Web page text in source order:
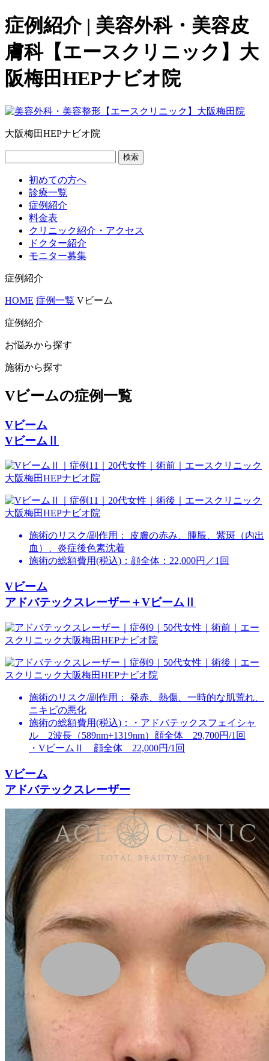
症例紹介 | 美容外科・美容皮
膚科【エースクリニック】大
阪梅田HEPナビオ院
大阪梅田HEPナビオ院
検索
初めての方へ
診療一覧
症例紹介
料金表
クリニック紹介・アクセス
ドクター紹介
モニター募集
症例紹介
HOME 症例一覧 Vビーム
症例紹介
お悩みから探す
施術から探す
Vビームの症例一覧
Vビーム
VビームⅡ
施術のリスク/副作用：
皮膚の赤み、腫脹、紫斑（内出
血）、炎症後色素沈着
施術の総額費用(税込)： 顔全体：22,000円／1回
Vビーム
アドバテックスレーザー＋VビームⅡ
施術のリスク/副作用：
発赤、熱傷、一時的な肌荒れ、
ニキビの悪化
施術の総額費用(税込)：
・アドバテックスフェイシャ
ル 2波長（589nm+1319nm）顔全体 29,700円/1回
・VビームⅡ 顔全体 22,000円/1回
Vビーム
アドバテックスレーザー